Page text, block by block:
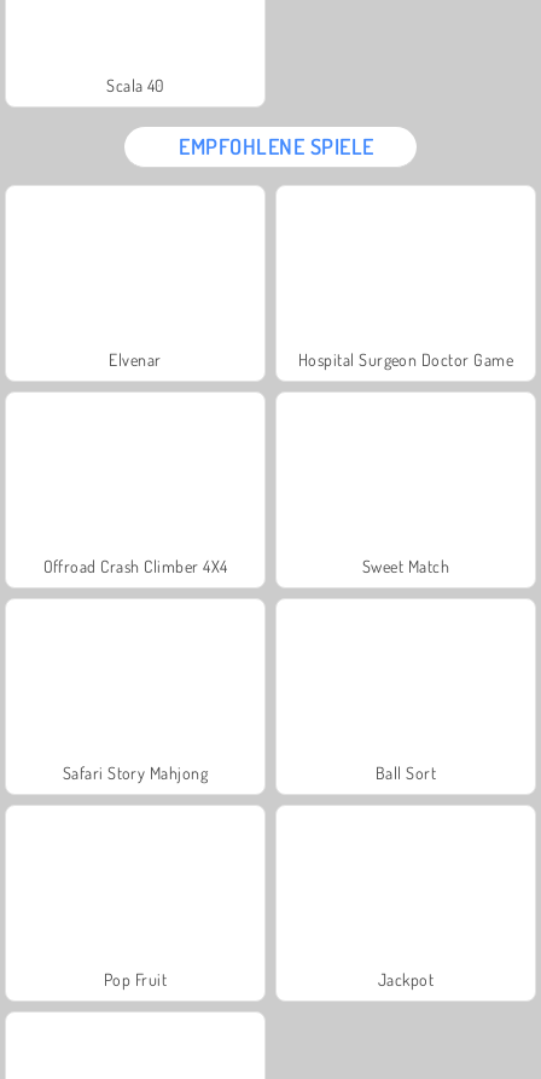
Scala 40
EMPFOHLENE SPIELE
Elvenar Hospital Surgeon Doctor Game
Offroad Crash Climber 4X4 Sweet Match
Safari Story Mahjong Ball Sort
Pop Fruit Jackpot